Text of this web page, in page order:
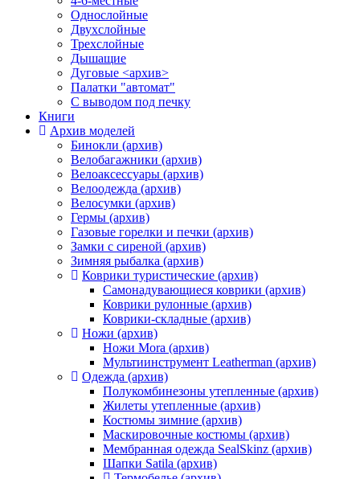
Однослойные
Двухслойные
Трехслойные
Дышащие
Дуговые <архив>
Палатки "автомат"
C выводом под печку
Книги
Архив моделей
Бинокли (архив)
Велобагажники (архив)
Велоаксессуары (архив)
Велоодежда (архив)
Велосумки (архив)
Гермы (архив)
Газовые горелки и печки (архив)
Замки с сиреной (архив)
Зимняя рыбалка (архив)
Коврики туристические (архив)
Самонадувающиеся коврики (архив)
Коврики рулонные (архив)
Коврики-складные (архив)
Ножи (архив)
Ножи Mora (архив)
Мультиинструмент Leatherman (архив)
Одежда (архив)
Полукомбинезоны утепленные (архив)
Жилеты утепленные (архив)
Костюмы зимние (архив)
Маскировочные костюмы (архив)
Мембранная одежда SealSkinz (архив)
Шапки Satila (архив)